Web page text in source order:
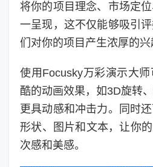
将你的项目理念、市场定
一呈现，这不仅能够吸引
们对你的项目产生浓厚的兴
使用Focusky万彩演示大
酷的动画效果，如3D旋转
更具动感和冲击力。同时
形状、图片和文本，让你
次感和美感。